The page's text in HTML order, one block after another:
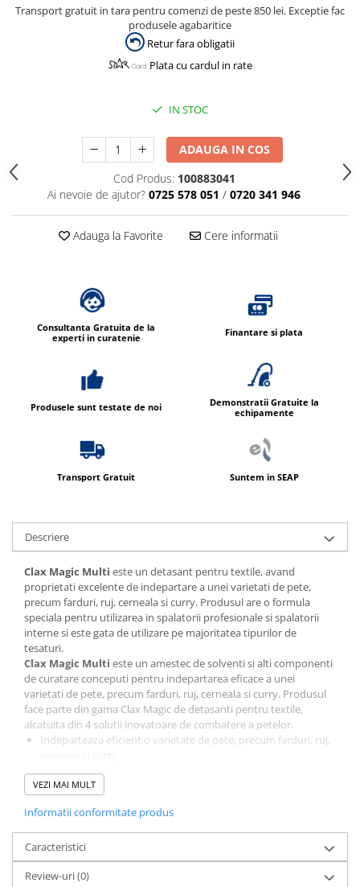
Transport gratuit in tara pentru comenzi de peste 850 lei. Exceptie fac
produsele agabaritice
Retur fara obligatii
Plata cu cardul in rate
IN STOC
ADAUGA IN COS
Cod Produs: 100883041
Ai nevoie de ajutor? 0725 578 051 / 0720 341 946
Adauga la Favorite Cere informatii
Consultanta Gratuita de la
experti in curatenie
Finantare si plata
Produsele sunt testate de noi
Demonstratii Gratuite la
echipamente
Transport Gratuit Suntem in SEAP
Descriere
Clax Magic Multi este un detasant pentru textile, avand
proprietati excelente de indepartare a unei varietati de pete,
precum farduri, ruj, cerneala si curry. Produsul are o formula
speciala pentru utilizarea in spalatorii profesionale si spalatorii
interne si este gata de utilizare pe majoritatea tipurilor de
tesaturi.
Clax Magic Multi este un amestec de solventi si alti componenti
de curatare conceputi pentru indepartarea eficace a unei
varietati de pete, precum farduri, ruj, cerneala si curry. Produsul
face parte din gama Clax Magic de detasanti pentru textile,
alcatuita din 4 solutii inovatoare de combatere a petelor.
Indeparteaza eficient o varietate de pete, precum farduri, ruj,
Prelungeste durata de viata a lenjeriilor prin eliminarea nevoii
de respalare
inconjurator
Gata de utilizare, usor si sigur
VEZI MAI MULT
Informatii conformitate produs
Caracteristici
Review-uri(0)